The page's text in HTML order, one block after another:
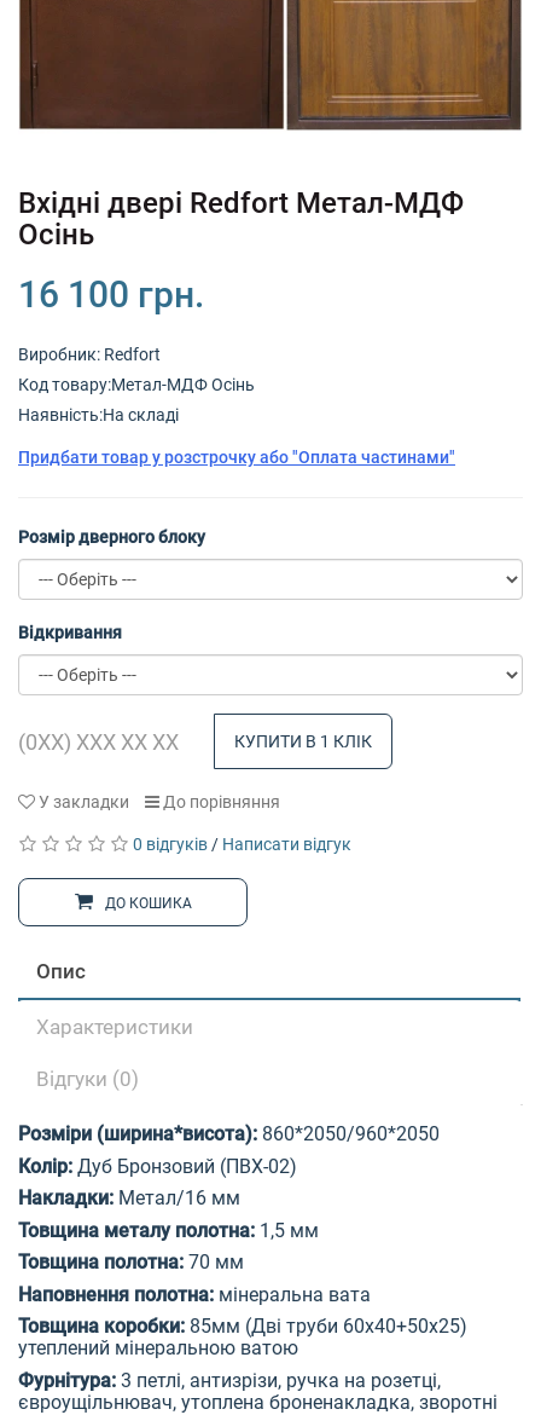
+380 (67) 380 73 18
Вхідні двері Redfort Метал-МДФ
Осінь
16 100 грн.
Виробник: Redfort
Код товару:Метал-МДФ Осінь
Наявність:На складі
Придбати товар у розстрочку або "Оплата частинами"
Розмір дверного блоку
Відкривання
КУПИТИ В 1 КЛІК
У закладки До порівняння
0 відгуків / Написати відгук
ДО КОШИКА
Опис
Характеристики
Відгуки (0)
Розміри (ширина*висота): 860*2050/960*2050
Колір: Дуб Бронзовий (ПВХ-02)
Накладки: Метал/16 мм
Товщина металу полотна: 1,5 мм
Товщина полотна: 70 мм
Наповнення полотна: мінеральна вата
Товщина коробки: 85мм (Дві труби 60х40+50х25)
утеплений мінеральною ватою
Фурнітура: 3 петлі, антизрізи, ручка на розетці,
євроущільнювач, утоплена броненакладка, зворотні